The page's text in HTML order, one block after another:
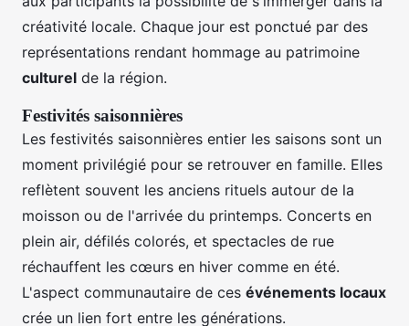
créativité locale. Chaque jour est ponctué par des
représentations rendant hommage au patrimoine
culturel de la région.
Festivités saisonnières
Les festivités saisonnières entier les saisons sont un
moment privilégié pour se retrouver en famille. Elles
reflètent souvent les anciens rituels autour de la
moisson ou de l'arrivée du printemps. Concerts en
plein air, défilés colorés, et spectacles de rue
réchauffent les cœurs en hiver comme en été.
L'aspect communautaire de ces événements locaux
crée un lien fort entre les générations.